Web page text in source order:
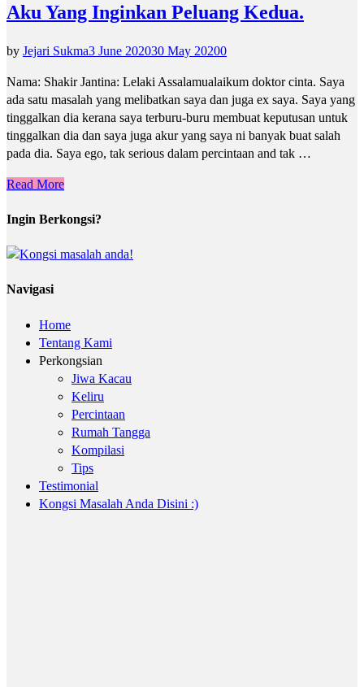
Aku Yang Inginkan Peluang Kedua.
by Jejari Sukma3 June 202030 May 20200
Nama: Shakir Jantina: Lelaki Assalamualaikum doktor cinta. Saya
ada satu masalah yang melibatkan saya dan juga ex saya. Saya yang
tinggalkan dia kerana saya terburu-buru membuat keputusan untuk
tinggalkan dia dan saya juga akur yang saya ni banyak buat salah
pada dia. Saya ego, tak serious dalam percintaan and tak …
Read More
Ingin Berkongsi?
Navigasi
Home
Tentang Kami
Perkongsian
Jiwa Kacau
Keliru
Percintaan
Rumah Tangga
Kompilasi
Tips
Testimonial
Kongsi Masalah Anda Disini :)